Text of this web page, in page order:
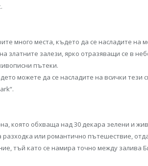
много места, където да се насладите на
златните залези, ярко отразяващи се в
пътеки.
можете да се насладите на всички
която обхваща над 30 декара зелени и
или романтично пътешествие,
тъй като се намира точно между залива